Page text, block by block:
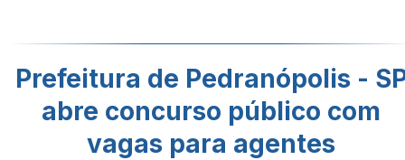
Prefeitura de Pedranópolis -
abre concurso público com
vagas para agentes